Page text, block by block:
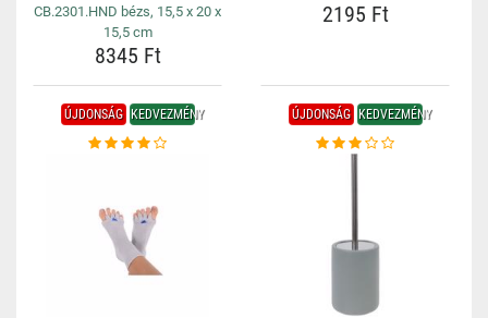
CB.2301.HND bézs, 15,5 x 20 x
15,5 cm
8345 Ft
2195 Ft
ÚJDONSÁG KEDVEZMÉNY ÚJDONSÁG KEDVEZMÉNY